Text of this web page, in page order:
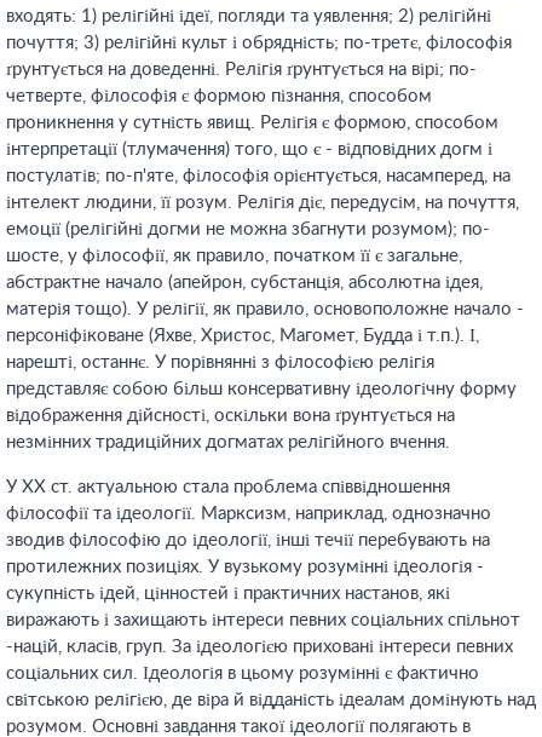
входять: 1) релігійні ідеї, погляди та уявлення; 2) релігійні
почуття; 3) релігійні культ і обрядність; по-третє, філософія
ґрунтується на доведенні. Релігія ґрунтується на вірі; по-
четверте, філософія є формою пізнання, способом
проникнення у сутність явищ. Релігія є формою, способом
інтерпретації (тлумачення) того, що є - відповідних догм і
постулатів; по-п'яте, філософія орієнтується, насамперед, на
інтелект людини, її розум. Релігія діє, передусім, на почуття,
емоції (релігійні догми не можна збагнути розумом); по-
шосте, у філософії, як правило, початком її є загальне,
абстрактне начало (апейрон, субстанція, абсолютна ідея,
матерія тощо). У релігії, як правило, основоположне начало -
персоніфіковане (Яхве, Христос, Магомет, Будда і т.п.). І,
нарешті, останнє. У порівнянні з філософією релігія
представляє собою більш консервативну ідеологічну форму
відображення дійсності, оскільки вона ґрунтується на
незмінних традиційних догматах релігійного вчення.
У XX ст. актуальною стала проблема співвідношення
філософії та ідеології. Марксизм, наприклад, однозначно
зводив філософію до ідеології, інші течії перебувають на
протилежних позиціях. У вузькому розумінні ідеологія -
сукупність ідей, цінностей і практичних настанов, які
виражають і захищають інтереси певних соціальних спільнот
-націй, класів, груп. За ідеологією приховані інтереси певних
соціальних сил. Ідеологія в цьому розумінні є фактично
світською релігією, де віра й відданість ідеалам домінують над
розумом. Основні завдання такої ідеології полягають в